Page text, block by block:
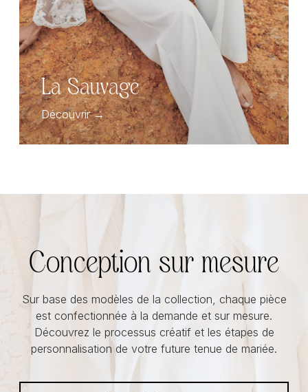
La Sauvage
Découvrir →
Conception sur mesure
Sur base des modèles de la collection, chaque pièce
est confectionnée à la demande et sur mesure.
Découvrez le processus créatif et les étapes de
personnalisation de votre future tenue de mariée.